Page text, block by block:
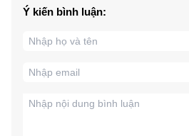
Ý kiến bình luận: